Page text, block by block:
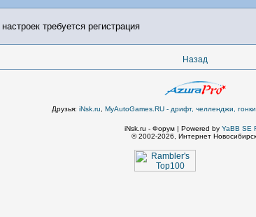
требуется регистрация
Назад
Друзья: iNsk.ru MyAutoGames.RU - дрифт, челленджи,
iNsk.ru - Форум | Powered by YaBB SE
© 2002-2026, Интернет Новосибирск.